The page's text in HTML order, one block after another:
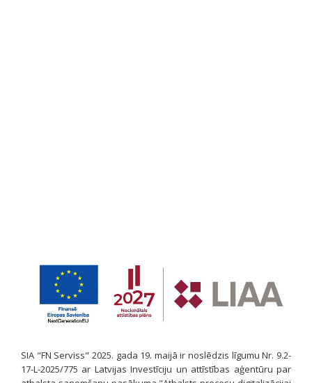
SIA "FN Serviss" 2025. gada 19. maijā ir noslēdzis līgumu Nr. 9.2-
17-L-2025/775 ar Latvijas Investīciju un attīstības aģentūru par